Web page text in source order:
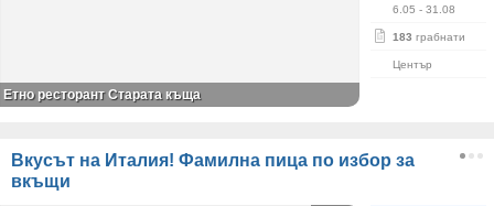
6.05 - 31.08
183 грабнати
Център
Етно ресторант Старата къща
Вкусът на Италия! Фамилна пица по избор за
вкъщи